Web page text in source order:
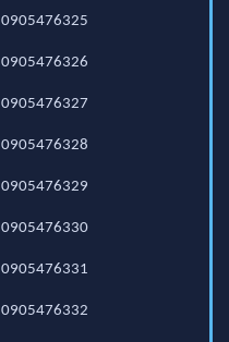
0905476325
0905476326
0905476327
0905476328
0905476329
0905476330
0905476331
0905476332